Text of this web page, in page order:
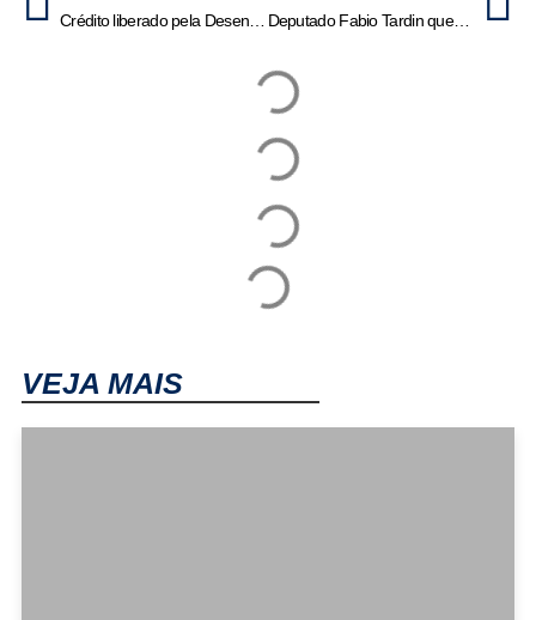
Deputado Fabio Tardin quer oficializar em MT o Dia Estadual da Chiquitania
VEJA MAIS